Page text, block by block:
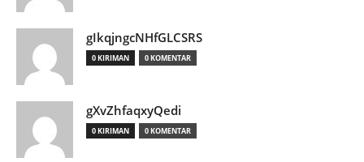
gIkqjngcNHfGLCSRS
0 KIRIMAN 0 KOMENTAR
gXvZhfaqxyQedi
0 KIRIMAN 0 KOMENTAR